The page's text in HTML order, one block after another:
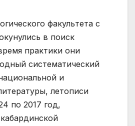
факультета с
в поиск
практики они
систематический
и
летописи
по 2017 год,